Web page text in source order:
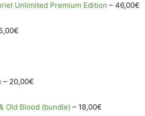
Unlimited Premium Edition – 46,00€
– 20,00€
Old Blood (bundle) – 18,00€